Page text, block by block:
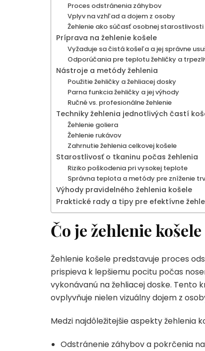
Proces odstránenia záhybov
Vplyv na vzhľad a dojem z osoby
Žehlenie ako súčasť osobnej
Príprava na žehlenie košele
Vyžaduje sa čistá košeľa a jej správne
Odporúčania pre teplotu žehličky a
Nástroje a metódy žehlenia
Použitie žehličky a žehliacej dosky
Parna funkcia žehličky a jej výhody
Ručné vs. profesionálne žehlenie
Techniky žehlenia jednotlivých častí
Žehlenie goliera
Žehlenie rukávov
Zahrnutie žehlenia celkovej košele
Starostlivosť o tkaninu počas žehlenia
Riziko poškodenia pri vysokej teplote
Správna teplota a metódy pre zníženie
Výhody pravidelného žehlenia košele
Praktické rady a tipy pre efektívne
Čo je žehlenie
Žehlenie košele predstavuje proces
prispieva k lepšiemu pocitu počas
vykonávanú na žehliacej doske. Tento
ovplyvňuje nielen vizuálny dojem z
Medzi najdôležitejšie aspekty žehlenia
Odstránenie záhybov a pokrčenia